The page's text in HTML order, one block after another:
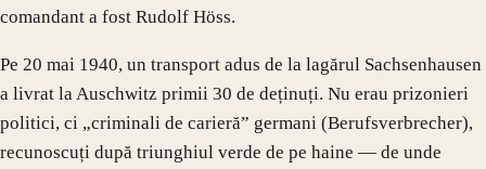
comandant a fost Rudolf Höss.
Pe 20 mai 1940, un transport adus de la lagărul Sachsenhausen
a livrat la Auschwitz primii 30 de deținuți. Nu erau prizonieri
politici, ci „criminali de carieră” germani (Berufsverbrecher),
recunoscuți după triunghiul verde de pe haine — de unde